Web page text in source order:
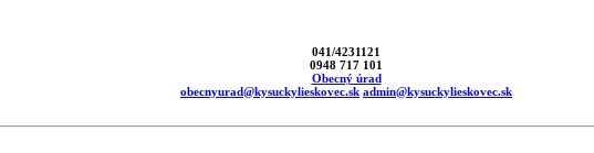
041/4231121
0948 717 101
Obecný úrad
obecnyurad@kysuckylieskovec.sk admin@kysuckylieskovec.sk